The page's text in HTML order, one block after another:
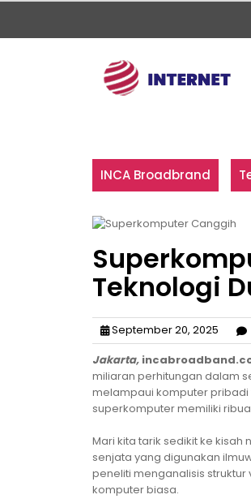
Skip
content
INCA Broadbrand
Teknologi
September 20, 2025
Jakarta,
miliaran perhitungan dalam
melampaui komputer
superkomputer memiliki
Mari kita tarik sedikit ke kisah
senjata yang digunakan
peneliti menganalisis
komputer biasa.